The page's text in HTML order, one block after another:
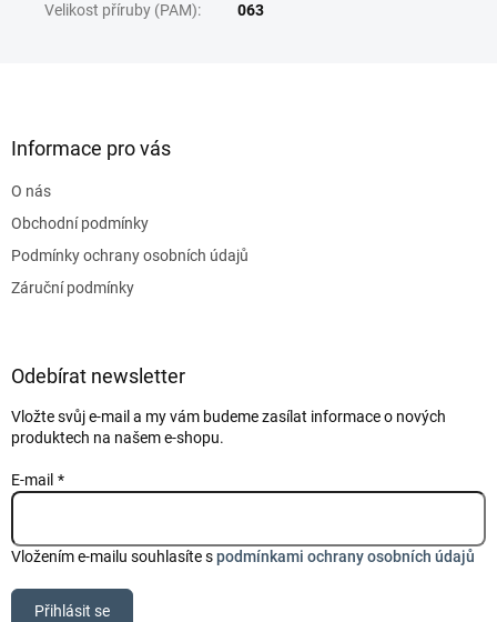
Velikost příruby (PAM): 063
Informace pro vás
O nás
Obchodní podmínky
Podmínky ochrany osobních údajů
Záruční podmínky
Odebírat newsletter
Vložte svůj e-mail a my vám budeme zasílat informace o nových
produktech na našem e-shopu.
E-mail
Vložením e-mailu souhlasíte spodmínkami ochrany osobních údajů
Přihlásit se